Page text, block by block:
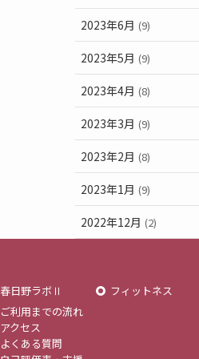
2023年6月 (9)
2023年5月 (9)
2023年4月 (8)
2023年3月 (9)
2023年2月 (8)
2023年1月 (9)
2022年12月 (2)
春日野ラボⅡ
ご利用までの流れ
アクセス
よくある質問
フィットネス